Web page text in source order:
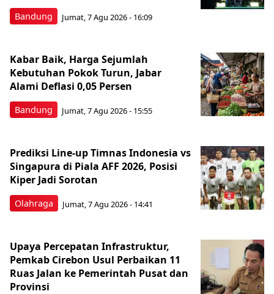
Bandung Jumat, 7 Agu 2026 - 16:09
Bandung
Kabar Baik, Harga Sejumlah
Kebutuhan Pokok Turun, Jabar
Alami Deflasi 0,05 Persen
Jumat, 7 Agu 2026 - 15:55
Olahraga
Prediksi Line-up Timnas Indonesia vs
Singapura di Piala AFF 2026, Posisi
Kiper Jadi Sorotan
Jumat, 7 Agu 2026 - 14:41
Upaya Percepatan Infrastruktur,
Pemkab Cirebon Usul Perbaikan 11
Ruas Jalan ke Pemerintah Pusat dan
Provinsi